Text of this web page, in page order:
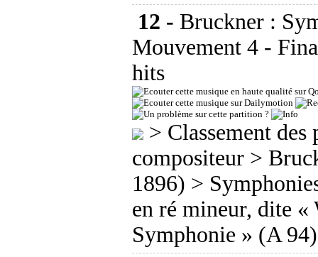
12 - Bruckner :
Mouvement 4 -
hits
> Classement
compositeur >
1896) >
en ré mineur, dite «
Symphonie » (A